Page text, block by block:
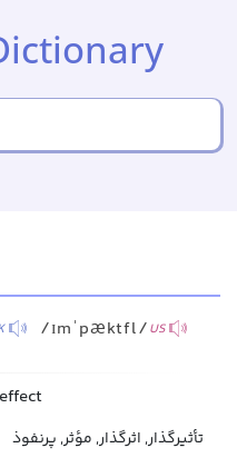
/ɪmˈpæktfl/US
تأثیرگذار, اثرگذار, مؤثر, پرنفوذ